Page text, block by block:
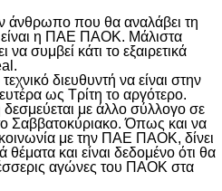
άνθρωπο που θα αναλάβει τη
είναι η ΠΑΕ ΠΑΟΚ. Μάλιστα
συμβεί κάτι το εξαιρετικά
διευθυντή να είναι στην
ως Τρίτη το αργότερο.
δεσμεύεται με άλλο σύλλογο σε
Σαββατοκύριακο. Όπως και να
με την ΠΑΕ ΠΑΟΚ, δίνει
θέματα και είναι δεδομένο ότι θα
αγώνες του ΠΑΟΚ στα